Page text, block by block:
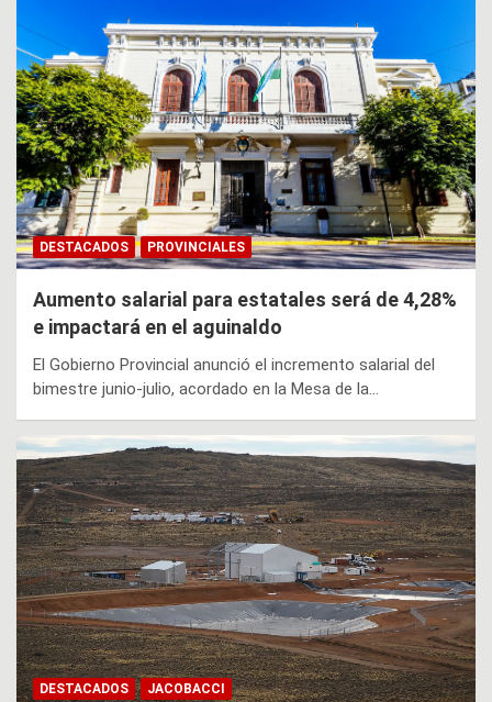
DESTACADOS PROVINCIALES
Aumento salarial para estatales será de 4,28%
e impactará en el aguinaldo
El Gobierno Provincial anunció el incremento salarial del
bimestre junio-julio, acordado en la Mesa de la…
DESTACADOS JACOBACCI